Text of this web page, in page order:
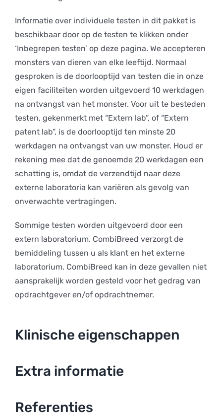
Informatie over individuele testen in dit pakket is
beschikbaar door op de testen te klikken onder
‘Inbegrepen testen’ op deze pagina. We accepteren
monsters van dieren van elke leeftijd. Normaal
gesproken is de doorlooptijd van testen die in onze
eigen faciliteiten worden uitgevoerd 10 werkdagen
na ontvangst van het monster. Voor uit te besteden
testen, gekenmerkt met “Extern lab”, of “Extern
patent lab”, is de doorlooptijd ten minste 20
werkdagen na ontvangst van uw monster. Houd er
rekening mee dat de genoemde 20 werkdagen een
schatting is, omdat de verzendtijd naar deze
externe laboratoria kan variëren als gevolg van
onverwachte vertragingen.
Sommige testen worden uitgevoerd door een
extern laboratorium. CombiBreed verzorgt de
bemiddeling tussen u als klant en het externe
laboratorium. CombiBreed kan in deze gevallen niet
aansprakelijk worden gesteld voor het gedrag van
opdrachtgever en/of opdrachtnemer.
Klinische eigenschappen
Extra informatie
Referenties